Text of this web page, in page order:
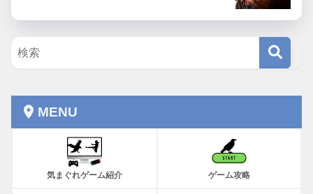
MENU
気まぐれゲーム紹介 ゲーム攻略